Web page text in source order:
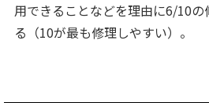
用できることなどを理由に6/10
る（10が最も修理しやすい）。